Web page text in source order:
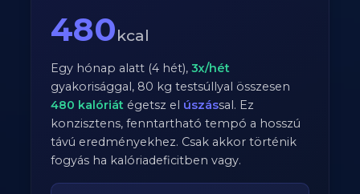
480kcal
Egy hónap alatt (4 hét),3x/hét
gyakorisággal, 80 kg testsúllyal összesen
480 kalóriát égetsz el úszással. Ez
konzisztens, fenntartható tempó a hosszú
távú eredményekhez. Csak akkor történik
fogyás ha kalóriadeficitben vagy.